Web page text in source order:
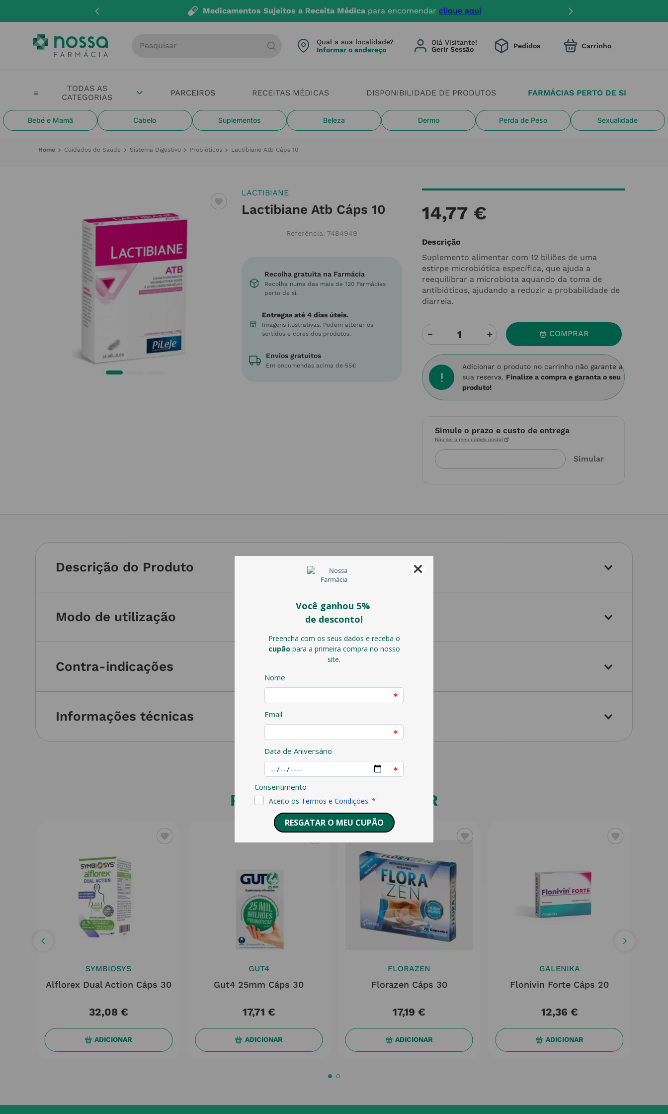
Medicamentos Sujeitos a Receita Médica para encomendar clique aqui
PARCEIROS RECEITAS MÉDICAS DISPONIBILIDADE DE PRODUTOS FARMÁCIAS PERTO DE SI
Bebé e Mamã Cabelo Suplementos Beleza Dermo Perda de Peso Sexualidade
Qual a sua localidade?
Informar o endereço
Olá Visitante! Pedidos
Cuidados de Saúde Sistema Digestivo Probióticos Lactibiane Atb Cáps 10
LACTIBIANE
Lactibiane Atb Cáps 10
Referência: 7484949
Recolha gratuita na Farmácia
Recolha numa das mais de 120 Farmácias
perto de si.
Entregas até 4 dias úteis.
Imagens ilustrativas. Podem alterar os
sortidos e cores dos produtos.
Envios gratuitos
Em encomendas acima de 55€
14,77 €
Descrição
Suplemento alimentar com 12 biliões de uma
estirpe microbiótica específica, que ajuda a
reequilibrar a microbiota aquando da toma de
antibióticos, ajudando a reduzir a probabilidade de
diarreia.
＋
－ COMPRAR
Adicionar o produto no carrinho não garante a
sua reserva. Finalize a compra e garanta o seu
produto!
Simule o prazo e custo de entrega
Não sei o meu código postal
Descrição do Produto
Modo de utilização
Contra-indicações
Informações técnicas
PODERÁ TAMBÉM GOSTAR
SYMBIOSYS
Alflorex Dual Action Cáps 30
32,08 €
ADICIONAR
GUT4
Gut4 25mm Cáps 30
17,71 €
ADICIONAR
FLORAZEN
Florazen Cáps 30
17,19 €
ADICIONAR
GALENIKA
Flonivin Forte Cáps 20
12,36 €
ADICIONAR